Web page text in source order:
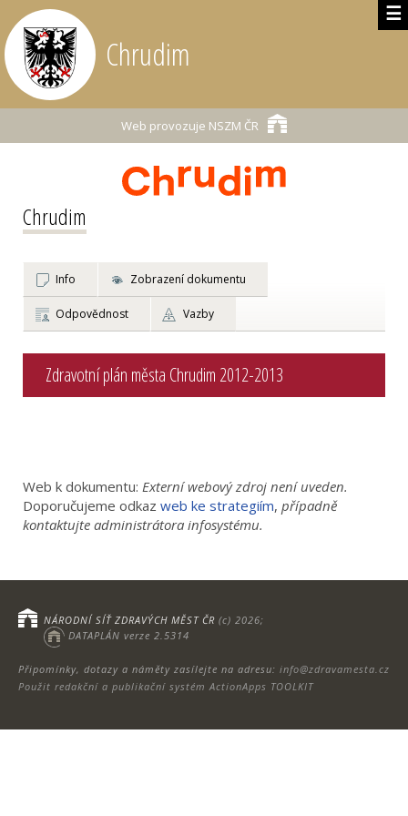
☰
Chrudim
Web provozuje NSZM ČR
Chrudim
Info Zobrazení dokumentu
Odpovědnost Vazby
Zdravotní plán města Chrudim 2012-2013
Web k dokumentu: Externí webový zdroj není uveden.
Doporučujeme odkaz web ke strategiím, případně
kontaktujte administrátora infosystému.
Připomínky, dotazy a náměty zasílejte na adresu: info@zdravamesta.cz
Použit redakční a publikační systém ActionApps TOOLKIT
NÁRODNÍ SÍŤ ZDRAVÝCH MĚST ČR (c) 2026;
DATAPLÁN verze 2.5314